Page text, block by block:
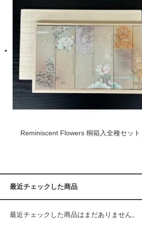
Reminiscent Flowers 桐箱入全種セット
最近チェックした商品
最近チェックした商品はまだありません。